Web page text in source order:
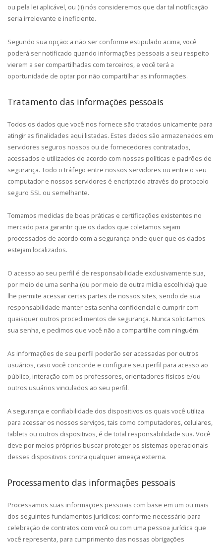
ou pela lei aplicável, ou (ii) nós consideremos que dar tal notificação
seria irrelevante e ineficiente.
Segundo sua opção: a não ser conforme estipulado acima, você
poderá ser notificado quando informações pessoais a seu respeito
vierem a ser compartilhadas com terceiros, e você terá a
oportunidade de optar por não compartilhar as informações.
Tratamento das informações pessoais
Todos os dados que você nos fornece são tratados unicamente para
atingir as finalidades aqui listadas. Estes dados são armazenados em
servidores seguros nossos ou de fornecedores contratados,
acessados e utilizados de acordo com nossas políticas e padrões de
segurança. Todo o tráfego entre nossos servidores ou entre o seu
computador e nossos servidores é encriptado através do protocolo
seguro SSL ou semelhante.
Tomamos medidas de boas práticas e certificações existentes no
mercado para garantir que os dados que coletamos sejam
processados de acordo com a segurança onde quer que os dados
estejam localizados.
O acesso ao seu perfil é de responsabilidade exclusivamente sua,
por meio de uma senha (ou por meio de outra mídia escolhida) que
lhe permite acessar certas partes de nossos sites, sendo de sua
responsabilidade manter esta senha confidencial e cumprir com
quaisquer outros procedimentos de segurança. Nunca solicitamos
sua senha, e pedimos que você não a compartilhe com ninguém.
As informações de seu perfil poderão ser acessadas por outros
usuários, caso você concorde e configure seu perfil para acesso ao
público, interação com os professores, orientadores físicos e/ou
outros usuários vinculados ao seu perfil.
A segurança e confiabilidade dos dispositivos os quais você utiliza
para acessar os nossos serviços, tais como computadores, celulares,
tablets ou outros dispositivos, é de total responsabilidade sua. Você
deve por meios próprios buscar proteger os sistemas operacionais
desses dispositivos contra qualquer ameaça externa.
Processamento das informações pessoais
Processamos suas informações pessoais com base em um ou mais
dos seguintes fundamentos jurídicos: conforme necessário para
celebração de contratos com você ou com uma pessoa jurídica que
você representa, para cumprimento das nossas obrigações